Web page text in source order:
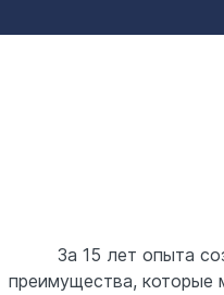
За 15 лет опыта
преимущества, которые